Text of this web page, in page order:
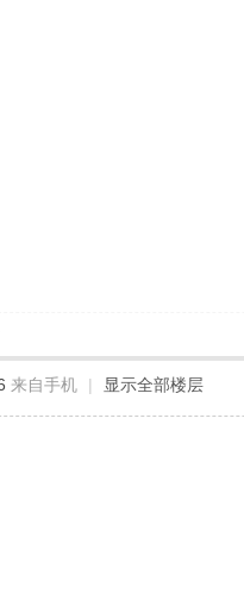
来自手机 | 显示全部楼层